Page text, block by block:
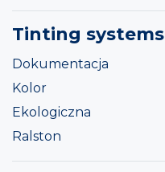
Tinting systems
Dokumentacja
Kolor
Ekologiczna
Ralston